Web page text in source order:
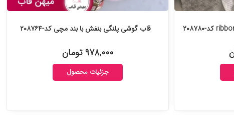
قاب گوشی پلنگی بنفش با بند مچی کد-۲۰۸۷۶۴
۹۷۸,۰۰۰ تومان
جزئیات محصول